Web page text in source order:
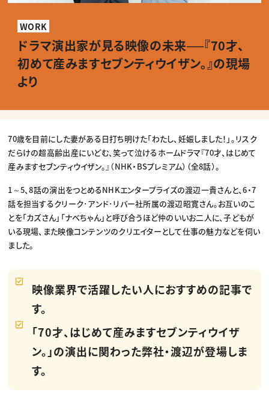
スキルアップしたい！ トップ
デザイン
プログラミング
動画配信・映像制作
編集・ライティング
マーケティング
ディレクション
業界解説・キャリア事情
お役立ち基礎知識
TOP Creator’s コラム
TOP Creator’s コラム トップ
Webクリエイター
アプリクリエイター
ゲームクリエイター
映像クリエイター
マーケッター
セミナー
ニュース・トレンド
Web
広告
出版
CREATIVE VILLAGEからのお知らせ
プロフェッショナル×つながる×メディア
WORK
ドラマ演出家が見る映像の未来──『70才、
初めて産みますセブンティウイザン。』の現場
より
70歳を目前にした妻がある日打ち明けた「わたし、妊娠しました！」。リスク
だらけの超高齢出産にいどむ、笑って泣けるホームドラマ『70才、はじめて
産みますセブンティウイザン。』（NHK・BSプレミアム）（全8話）。
1～5、8話の演出をつとめるNHKエンタープライズの渡辺一貴さんと、6・7
話を担当するクリーク･アンド･リバー社所属の渡辺昭寛さん。お互いのこ
とを「カズさん」「ナベちゃん」と呼び合うほど仲のいいお二人に、子どもが
いる現場、また映像コンテンツのクリエイターとして仕事の魅力などを伺い
ました。
映像業界で活躍したい人におすすめの記事で
す。
「70才、はじめて産みますセブンティウイザ
ン。」の演出に関わった弊社・渡辺が登場しま
す。